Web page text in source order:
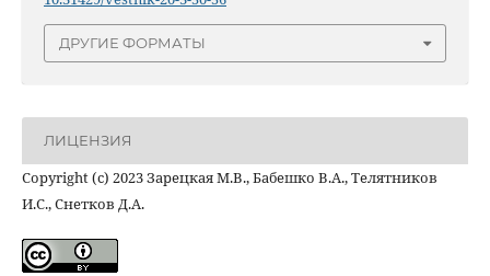
ДРУГИЕ ФОРМАТЫ
ЛИЦЕНЗИЯ
Copyright (c) 2023 Зарецкая М.В., Бабешко В.А., Телятников
И.С., Снетков Д.А.